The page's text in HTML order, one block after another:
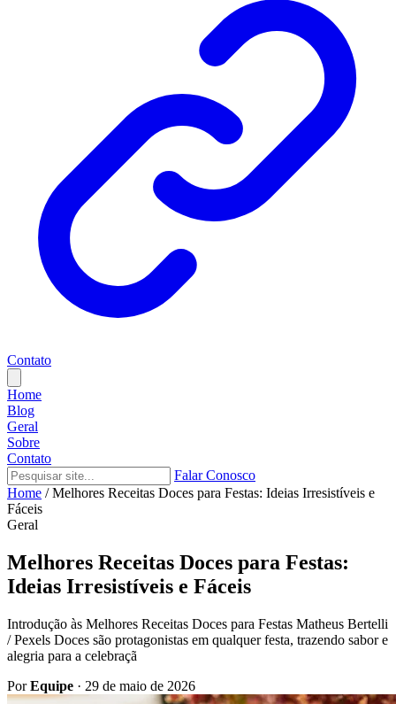
Contato
Home
Blog
Geral
Sobre
Contato
Falar Conosco
Home / Melhores Receitas Doces para Festas: Ideias Irresistíveis e
Fáceis
Geral
Melhores Receitas Doces para Festas:
Ideias Irresistíveis e Fáceis
Introdução às Melhores Receitas Doces para Festas Matheus Bertelli
/ Pexels Doces são protagonistas em qualquer festa, trazendo sabor e
alegria para a celebraçã
PorEquipe · 29 de maio de 2026